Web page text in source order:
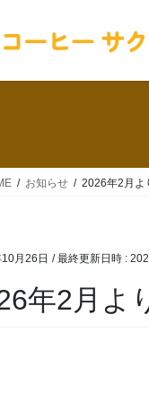
お知らせ 2026年2月よ
月26日 / 最終更新日時 :
年2月よ